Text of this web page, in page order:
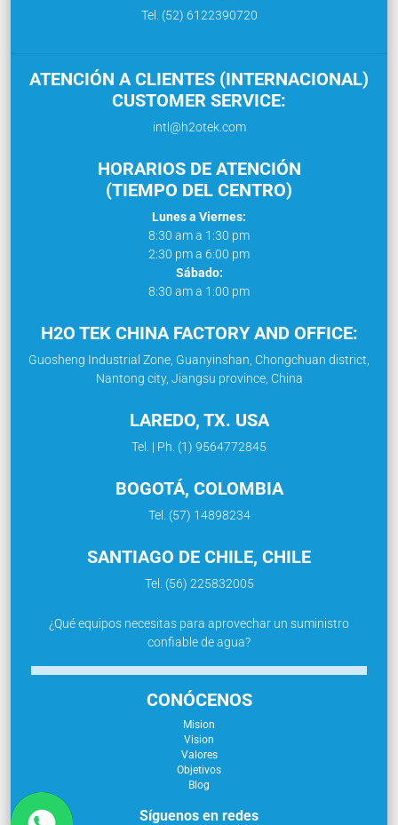
Tel. (52) 6122390720
ATENCIÓN A CLIENTES (INTERNACIONAL)
CUSTOMER SERVICE:
intl@h2otek.com
HORARIOS DE ATENCIÓN
(TIEMPO DEL CENTRO)
Lunes a Viernes:
8:30 am a 1:30 pm
2:30 pm a 6:00 pm
Sábado:
8:30 am a 1:00 pm
H2O TEK CHINA FACTORY AND OFFICE:
Guosheng Industrial Zone, Guanyinshan, Chongchuan district,
Nantong city, Jiangsu province, China
LAREDO, TX. USA
Tel. | Ph. (1) 9564772845
BOGOTÁ, COLOMBIA
Tel. (57) 14898234
SANTIAGO DE CHILE, CHILE
Tel. (56) 225832005
¿Qué equipos necesitas para aprovechar un suministro
confiable de agua?
CONÓCENOS
Mision
Vision
Valores
Objetivos
Blog
Síguenos en redes